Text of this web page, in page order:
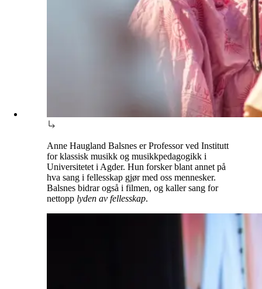
Anne Haugland Balsnes er Professor ved Institutt
for klassisk musikk og musikkpedagogikk i
Universitetet i Agder. Hun forsker blant annet på
hva sang i fellesskap gjør med oss mennesker.
Balsnes bidrar også i filmen, og kaller sang for
nettopp lyden av fellesskap.